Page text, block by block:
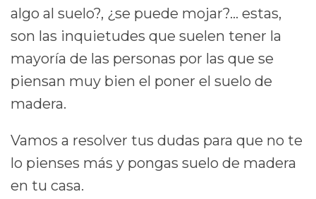
algo al suelo?, ¿se puede mojar?… estas,
son las inquietudes que suelen tener la
mayoría de las personas por las que se
piensan muy bien el poner el suelo de
madera.
Vamos a resolver tus dudas para que no te
lo pienses más y pongas suelo de madera
en tu casa.